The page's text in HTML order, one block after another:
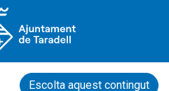
Escolta aquest contingut